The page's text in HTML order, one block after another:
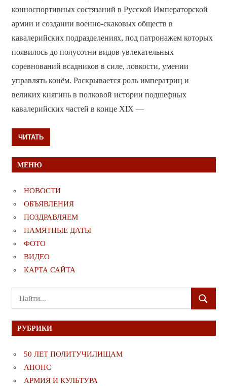
конноспортивных состязаний в Русской Императорской
армии и создании военно-скаковых обществ в
кавалерийских подразделениях, под патронажем которых
появилось до полусотни видов увлекательных
соревнований всадников в силе, ловкости, умении
управлять конём. Раскрывается роль императриц и
великих княгинь в полковой истории подшефных
кавалерийских частей в конце XIX —
ЧИТАТЬ
МЕНЮ
НОВОСТИ
ОБЪЯВЛЕНИЯ
ПОЗДРАВЛЯЕМ
ПАМЯТНЫЕ ДАТЫ
ФОТО
ВИДЕО
КАРТА САЙТА
Поиск
для:
ПОИСК
РУБРИКИ
50 ЛЕТ ПОЛИТУЧИЛИЩАМ
АНОНС
АРМИЯ И КУЛЬТУРА